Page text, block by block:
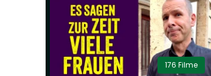
176 Filme